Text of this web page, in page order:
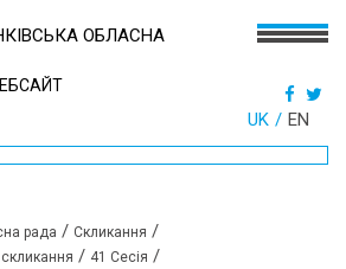
ОБЛАСНА
UK EN
рада / Скликання /
/ 41 Сесія /